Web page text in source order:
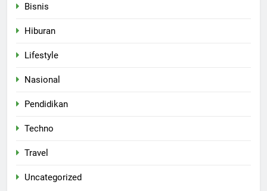
Bisnis
Hiburan
Lifestyle
Nasional
Pendidikan
Techno
Travel
Uncategorized